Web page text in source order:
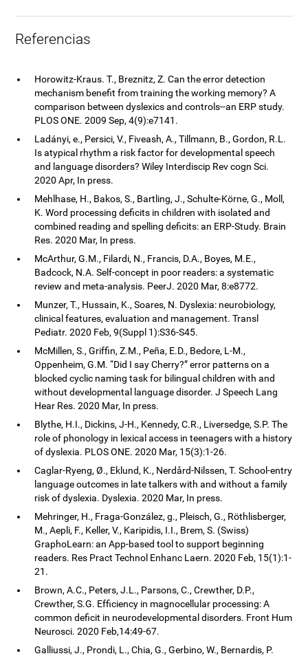
Referencias
Horowitz-Kraus. T., Breznitz, Z. Can the error detection
mechanism benefit from training the working memory? A
comparison between dyslexics and controls--an ERP study.
PLOS ONE. 2009 Sep, 4(9):e7141.
Ladányi, e., Persici, V., Fiveash, A., Tillmann, B., Gordon, R.L.
Is atypical rhythm a risk factor for developmental speech
and language disorders? Wiley Interdiscip Rev cogn Sci.
2020 Apr, In press.
Mehlhase, H., Bakos, S., Bartling, J., Schulte-Körne, G., Moll,
K. Word processing deficits in children with isolated and
combined reading and spelling deficits: an ERP-Study. Brain
Res. 2020 Mar, In press.
McArthur, G.M., Filardi, N., Francis, D.A., Boyes, M.E.,
Badcock, N.A. Self-concept in poor readers: a systematic
review and meta-analysis. PeerJ. 2020 Mar, 8:e8772.
Munzer, T., Hussain, K., Soares, N. Dyslexia: neurobiology,
clinical features, evaluation and management. Transl
Pediatr. 2020 Feb, 9(Suppl 1):S36-S45.
McMillen, S., Griffin, Z.M., Peña, E.D., Bedore, L-M.,
Oppenheim, G.M. “Did I say Cherry?” error patterns on a
blocked cyclic naming task for bilingual children with and
without developmental language disorder. J Speech Lang
Hear Res. 2020 Mar, In press.
Blythe, H.I., Dickins, J-H., Kennedy, C.R., Liversedge, S.P. The
role of phonology in lexical access in teenagers with a history
of dyslexia. PLOS ONE. 2020 Mar, 15(3):1-26.
Caglar-Ryeng, Ø., Eklund, K., Nerdård-Nilssen, T. School-entry
language outcomes in late talkers with and without a family
risk of dyslexia. Dyslexia. 2020 Mar, In press.
Mehringer, H., Fraga-González, g., Pleisch, G., Röthlisberger,
M., Aepli, F., Keller, V., Karipidis, I.I., Brem, S. (Swiss)
GraphoLearn: an App-based tool to support beginning
readers. Res Pract Technol Enhanc Laern. 2020 Feb, 15(1):1-
21.
Brown, A.C., Peters, J.L., Parsons, C., Crewther, D.P.,
Crewther, S.G. Efficiency in magnocellular processing: A
common deficit in neurodevelopmental disorders. Front Hum
Neurosci. 2020 Feb,14:49-67.
Galliussi, J., Prondi, L., Chia, G., Gerbino, W., Bernardis, P.